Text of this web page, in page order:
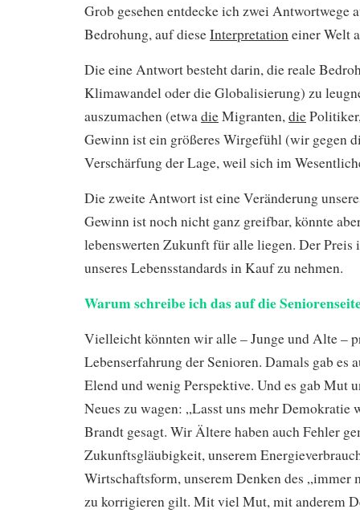
Grob gesehen entdecke ich zwei Antwortwege
Bedrohung, auf dieseInterpretationeiner Welt
Die eine Antwort besteht darin, die reale
Klimawandel oder die Globalisierung) zu
auszumachen (etwadieMigranten,die
Gewinn ist ein größeres Wirgefühl (wir gegen
Verschärfung der Lage, weil sich im
Die zweite Antwort ist eine Veränderung
Gewinn ist noch nicht ganz greifbar, könnte
lebenswerten Zukunft für alle liegen. Der Preis
unseres Lebensstandards in Kauf zu nehmen.
Warum schreibe ich das auf die
Vielleicht könnten wir alle – Junge und Alte –
Lebenserfahrung der Senioren. Damals gab es
Elend und wenig Perspektive. Und es gab Mut
Neues zu wagen: „Lasst uns mehr Demokratie
Brandt gesagt. Wir Ältere haben auch Fehler
Zukunftsgläubigkeit, unserem
Wirtschaftsform, unserem Denken des „immer
zu korrigieren gilt. Mit viel Mut, mit anderem